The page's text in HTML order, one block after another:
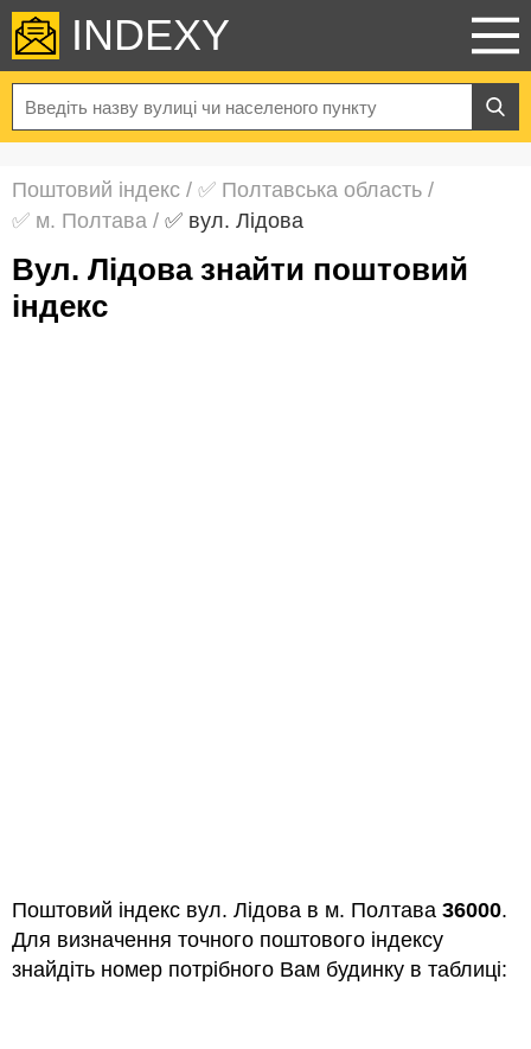
INDEXY
Поштовий індекс / ✅ Полтавська область /
✅ м. Полтава / ✅ вул. Лідова
вул. Лідова знайти поштовий
індекс
Поштовий індекс вул. Лідова в м. Полтава 36000.
Для визначення точного поштового індексу
знайдіть номер потрібного Вам будинку в таблиці: